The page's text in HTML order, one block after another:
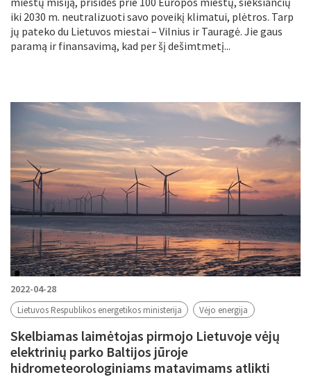
iki 2030 m. neutralizuoti savo poveikį klimatui, plėtros. Tarp
jų pateko du Lietuvos miestai – Vilnius ir Tauragė. Jie gaus
paramą ir finansavimą, kad per šį dešimtmetį...
2022-04-28
Lietuvos Respublikos energetikos ministerija Vėjo energija
Skelbiamas laimėtojas pirmojo Lietuvoje vėjų
elektrinių parko Baltijos jūroje
hidrometeorologiniams matavimams atlikti